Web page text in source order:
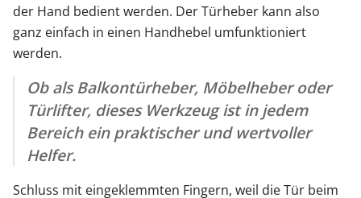
der Hand bedient werden. Der Türheber kann also
ganz einfach in einen Handhebel umfunktioniert
werden.
Ob als Balkontürheber, Möbelheber oder
Türlifter, dieses Werkzeug ist in jedem
Bereich ein praktischer und wertvoller
Helfer.
Schluss mit eingeklemmten Fingern, weil die Tür beim